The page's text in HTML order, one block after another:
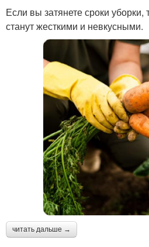
Если вы затянете сроки
станут жесткими и невкусными.
читать дальше →